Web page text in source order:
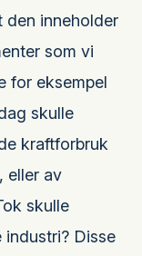
den inneholder
som vi
for eksempel
skulle
kraftforbruk
eller av
skulle
Disse